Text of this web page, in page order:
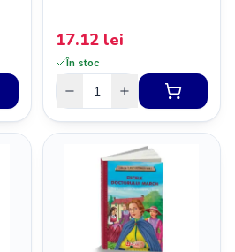
17.12 lei
În stoc